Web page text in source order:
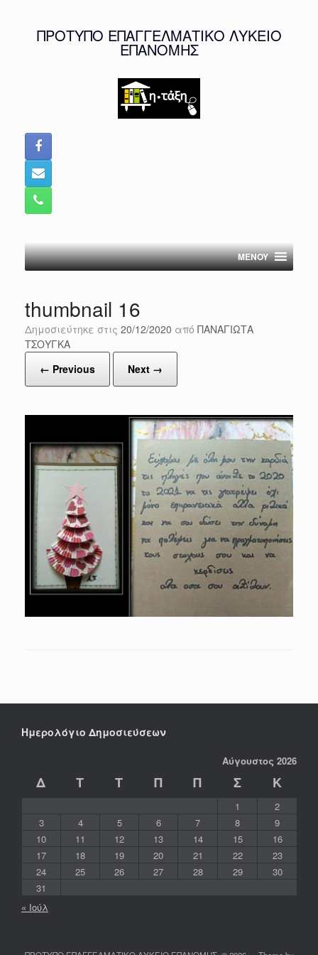
ΠΡΟΤΥΠΟ ΕΠΑΓΓΕΛΜΑΤΙΚΟ ΛΥΚΕΙΟ
ΕΠΑΝΟΜΗΣ
MENOY
thumbnail 16
Δημοσιεύτηκε στις 20/12/2020 από ΠΑΝΑΓΙΩΤΑ
ΤΣΟΥΓΚΑ
← Previous
Next →
Ημερολόγιο Δημοσιεύσεων
Αύγουστος 2026
Δ Τ Τ Π Π Σ Κ
1
2
3
4 5 6 7 8
9
10
11 12 13 14 15
16
17
18 19 20 21 22
23
24
25 26 27 28 29
30
31
« Ιούλ